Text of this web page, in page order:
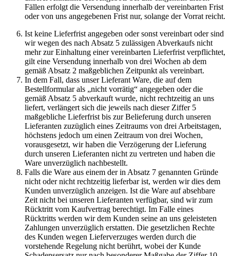
Fällen erfolgt die Versendung innerhalb der vereinbarten Frist
oder von uns angegebenen Frist nur, solange der Vorrat reicht.
Ist keine Lieferfrist angegeben oder sonst vereinbart oder sind
wir wegen des nach Absatz 5 zulässigen Abverkaufs nicht
mehr zur Einhaltung einer vereinbarten Lieferfrist verpflichtet,
gilt eine Versendung innerhalb von drei Wochen ab dem
gemäß Absatz 2 maßgeblichen Zeitpunkt als vereinbart.
In dem Fall, dass unser Lieferant Ware, die auf dem
Bestellformular als „nicht vorrätig“ angegeben oder die
gemäß Absatz 5 abverkauft wurde, nicht rechtzeitig an uns
liefert, verlängert sich die jeweils nach dieser Ziffer 5
maßgebliche Lieferfrist bis zur Belieferung durch unseren
Lieferanten zuzüglich eines Zeitraums von drei Arbeitstagen,
höchstens jedoch um einen Zeitraum von drei Wochen,
vorausgesetzt, wir haben die Verzögerung der Lieferung
durch unseren Lieferanten nicht zu vertreten und haben die
Ware unverzüglich nachbestellt.
Falls die Ware aus einem der in Absatz 7 genannten Gründe
nicht oder nicht rechtzeitig lieferbar ist, werden wir dies dem
Kunden unverzüglich anzeigen. Ist die Ware auf absehbare
Zeit nicht bei unseren Lieferanten verfügbar, sind wir zum
Rücktritt vom Kaufvertrag berechtigt. Im Falle eines
Rücktritts werden wir dem Kunden seine an uns geleisteten
Zahlungen unverzüglich erstatten. Die gesetzlichen Rechte
des Kunden wegen Lieferverzuges werden durch die
vorstehende Regelung nicht berührt, wobei der Kunde